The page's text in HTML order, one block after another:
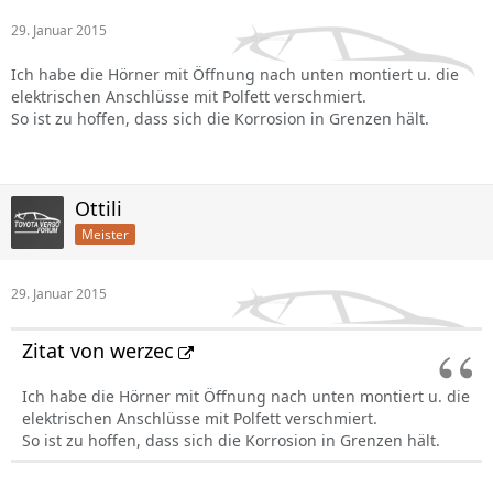
29. Januar 2015
Ich habe die Hörner mit Öffnung nach unten montiert u. die
elektrischen Anschlüsse mit Polfett verschmiert.
So ist zu hoffen, dass sich die Korrosion in Grenzen hält.
Ottili
Meister
29. Januar 2015
Zitat von werzec
Ich habe die Hörner mit Öffnung nach unten montiert u. die
elektrischen Anschlüsse mit Polfett verschmiert.
So ist zu hoffen, dass sich die Korrosion in Grenzen hält.